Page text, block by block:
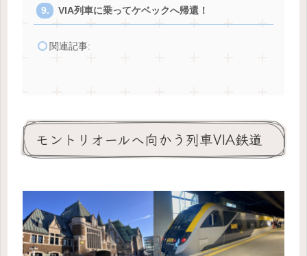
VIA列車に乗ってケベックへ帰還！
関連記事:
モントリオールへ向かう列車VIA鉄道